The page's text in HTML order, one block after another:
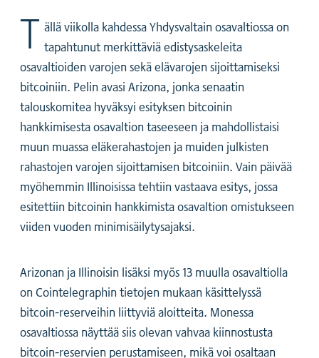
T ällä viikolla kahdessa Yhdysvaltain osavaltiossa on
tapahtunut merkittäviä edistysaskeleita
osavaltioiden varojen sekä elävarojen sijoittamiseksi
bitcoiniin. Pelin avasi Arizona, jonka senaatin
talouskomitea hyväksyi esityksen bitcoinin
hankkimisesta osavaltion taseeseen ja mahdollistaisi
muun muassa eläkerahastojen ja muiden julkisten
rahastojen varojen sijoittamisen bitcoiniin. Vain päivää
myöhemmin Illinoisissa tehtiin vastaava esitys, jossa
esitettiin bitcoinin hankkimista osavaltion omistukseen
viiden vuoden minimisäilytysajaksi.
Arizonan ja Illinoisin lisäksi myös 13 muulla osavaltiolla
on Cointelegraphin tietojen mukaan käsittelyssä
bitcoin-reserveihin liittyviä aloitteita. Monessa
osavaltiossa näyttää siis olevan vahvaa kiinnostusta
bitcoin-reservien perustamiseen, mikä voi osaltaan